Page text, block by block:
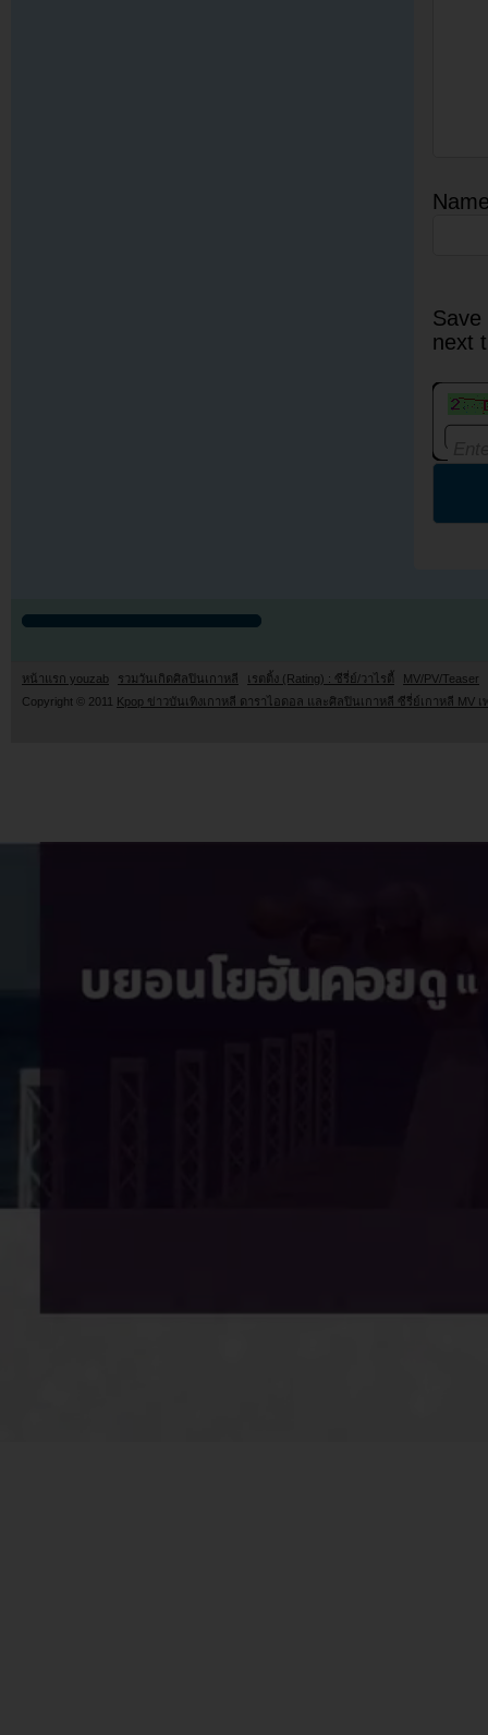
next
หน้าแรก youzab รวมวันเกิดศิลปินเกาหลี เรตติ้ง (Rating) : ซีรี่ย์/วาไรตี้
MV/PV/Teaser
Copyright © 2011
Kpop ข่าวบันเทิงเกาหลี ดาราไอดอล และศิลปินเกาหลี ซีรี่ย์เกาหลี MV